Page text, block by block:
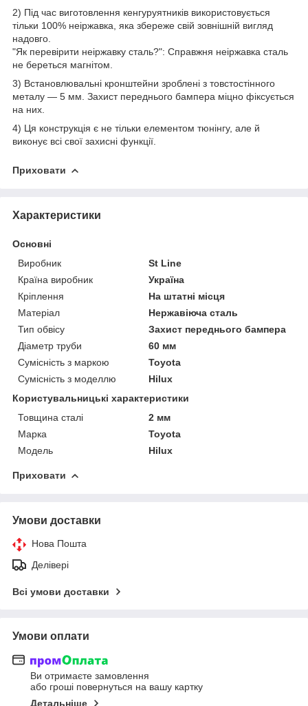
2) Під час виготовлення кенгуруятників використовується
тільки 100% неіржавка, яка збереже свій зовнішній вигляд
надовго.
"Як перевірити неіржавку сталь?": Справжня неіржавка сталь
не береться магнітом.
3) Встановлювальні кронштейни зроблені з товстостінного
металу — 5 мм. Захист переднього бампера міцно фіксується
на них.
4) Ця конструкція є не тільки елементом тюнінгу, але й
виконує всі свої захисні функції.
Приховати
Характеристики
Основні
Виробник
St Line
Країна виробник
Україна
Кріплення
На штатні місця
Матеріал
Нержавіюча сталь
Тип обвісу
Захист переднього бампера
Діаметр труби
60 мм
Сумісність з маркою
Toyota
Сумісність з моделлю
Hilux
Користувальницькі характеристики
Товщина сталі
2 мм
Марка
Toyota
Модель
Hilux
Приховати
Умови доставки
Нова Пошта
Делівері
Всі умови доставки
Умови оплати
Ви отримаєте замовлення
або гроші повернуться на вашу картку
Детальніше